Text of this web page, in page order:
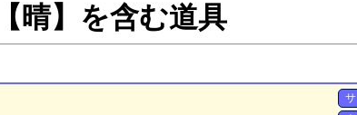
【晴】を含む道具